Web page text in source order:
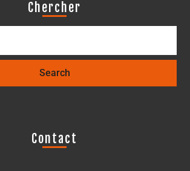
Chercher
Contact